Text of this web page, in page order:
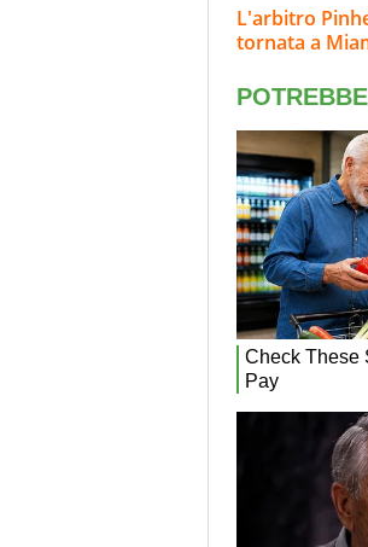
L'arbitro
tornata a